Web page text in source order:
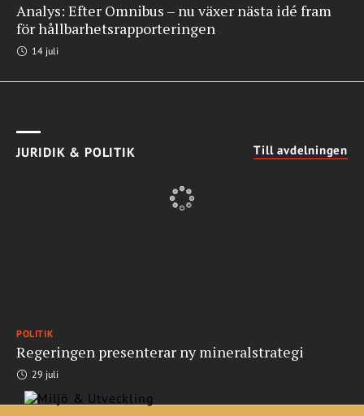
Analys: Efter Omnibus – nu växer nästa idé fram
för hållbarhetsrapporteringen
14 juli
JURIDIK & POLITIK Till avdelningen
POLITIK
Regeringen presenterar ny mineralstrategi
29 juli